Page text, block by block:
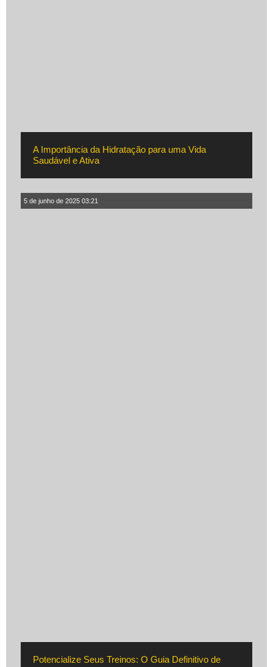
A Importância da Hidratação para uma Vida
Saudável e Ativa
5 de junho de 2025 03:21
Potencialize Seus Treinos: O Guia Definitivo de